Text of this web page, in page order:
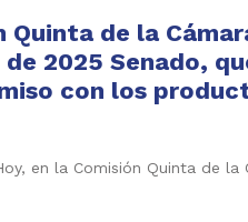
Quinta de la
de 2025 Senado,
con los
en la Comisión Quinta de